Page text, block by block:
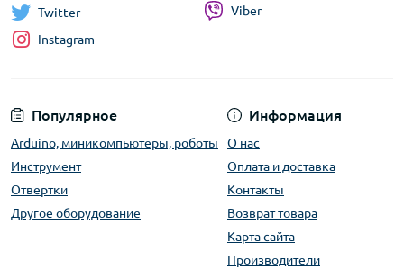
Популярное
Arduino, миникомпьютеры, роботы
Инструмент
Отвертки
Другое оборудование
Информация
О нас
Оплата и доставка
Контакты
Возврат товара
Карта сайта
Производители
Twitter
Instagram
Viber